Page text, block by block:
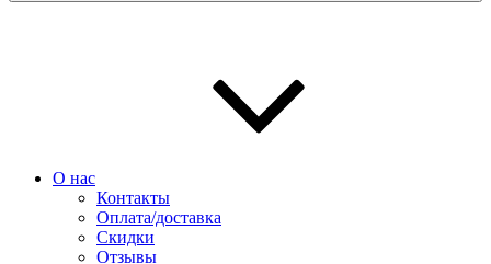
О нас
Контакты
Оплата/доставка
Скидки
Отзывы